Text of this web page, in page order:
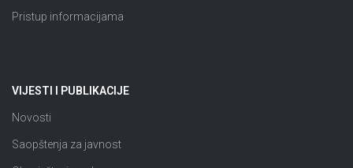
Pristup informacijama
VIJESTI I PUBLIKACIJE
Novosti
Saopštenja za javnost